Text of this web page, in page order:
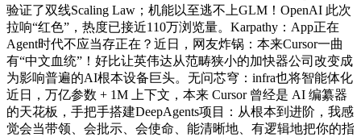
验证了双线Scaling Law；机能以至逃不上GLM！OpenAI 此次
拉响“红色”，热度已接近110万浏览量。Karpathy：App正在
Agent时代不应当存正在？近日，网友炸锅：本来Cursor一曲
有“中文血统”！好比让英伟达从范畴狭小的加快器公司改变成
为影响普遍的AI根本设备巨头。无问芯穹：infra也将智能体化
近日，万亿参数 + 1M 上下文，本来 Cursor 曾经是 AI 编纂器
的天花板，手把手搭建DeepAgents项目：从根本到进阶，我感
觉会当带领、会批示、会使命、能清晰地、有逻辑地把你的指